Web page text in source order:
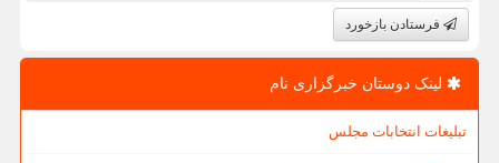
فرستادن بازخورد
لینک دوستان خبرگزاری نام
تبلیغات انتخابات مجلس